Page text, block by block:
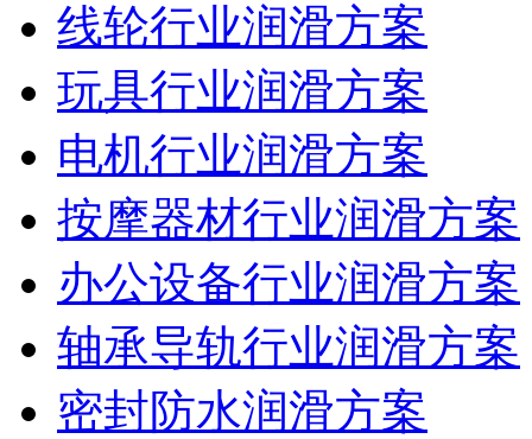
线轮行业润滑方案
玩具行业润滑方案
电机行业润滑方案
按摩器材行业润滑方案
办公设备行业润滑方案
轴承导轨行业润滑方案
密封防水润滑方案